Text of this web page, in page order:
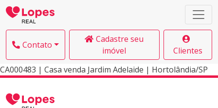
Contato
Cadastre seu
imóvel
Clientes
CA000483 | Casa venda Jardim Adelaide | Hortolândia/SP